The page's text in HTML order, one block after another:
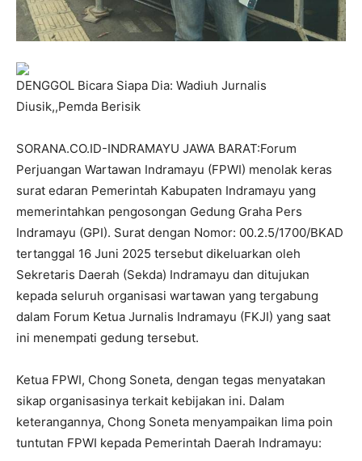
DENGGOL Bicara Siapa Dia: Wadiuh Jurnalis
Diusik,,Pemda Berisik
SORANA.CO.ID-INDRAMAYU JAWA BARAT:Forum
Perjuangan Wartawan Indramayu (FPWI) menolak keras
surat edaran Pemerintah Kabupaten Indramayu yang
memerintahkan pengosongan Gedung Graha Pers
Indramayu (GPI). Surat dengan Nomor: 00.2.5/1700/BKAD
tertanggal 16 Juni 2025 tersebut dikeluarkan oleh
Sekretaris Daerah (Sekda) Indramayu dan ditujukan
kepada seluruh organisasi wartawan yang tergabung
dalam Forum Ketua Jurnalis Indramayu (FKJI) yang saat
ini menempati gedung tersebut.
Ketua FPWI, Chong Soneta, dengan tegas menyatakan
sikap organisasinya terkait kebijakan ini. Dalam
keterangannya, Chong Soneta menyampaikan lima poin
tuntutan FPWI kepada Pemerintah Daerah Indramayu: